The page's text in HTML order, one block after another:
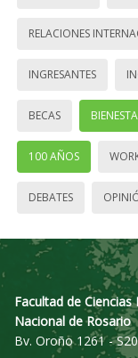
RELACIONES
INGRESANTES
BECAS
100 AÑOS
DEBATES
Facultad de
Nacional de Rosario
Bv. Oroño 1261 -